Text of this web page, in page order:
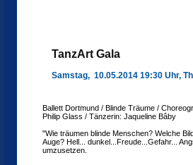
TanzArt Gala
Samstag, 10.05.2014 19:30 Uhr,
Ballett Dortmund / Blinde Träume /
Philip Glass / Tänzerin: Jaqueline Bâby
"Wie träumen blinde Menschen? Welche
Auge? Hell... dunkel...Freude...Gefahr...
umzusetzen.